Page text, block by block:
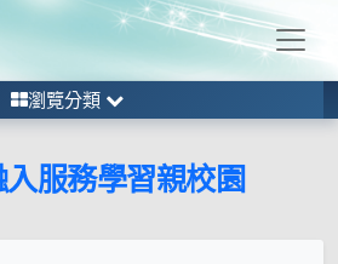
瀏覽分類
服務學習親校園